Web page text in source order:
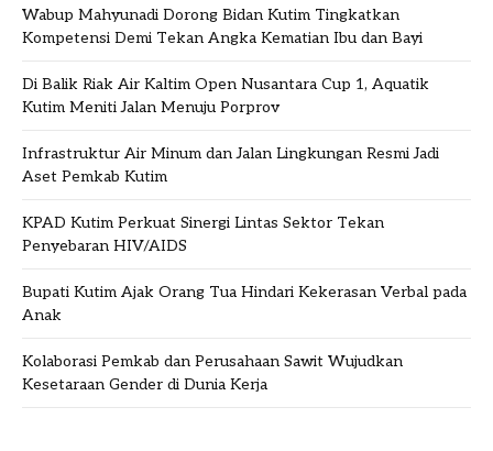
Wabup Mahyunadi Dorong Bidan Kutim Tingkatkan
Kompetensi Demi Tekan Angka Kematian Ibu dan Bayi
Di Balik Riak Air Kaltim Open Nusantara Cup 1, Aquatik
Kutim Meniti Jalan Menuju Porprov
Infrastruktur Air Minum dan Jalan Lingkungan Resmi Jadi
Aset Pemkab Kutim
KPAD Kutim Perkuat Sinergi Lintas Sektor Tekan
Penyebaran HIV/AIDS
Bupati Kutim Ajak Orang Tua Hindari Kekerasan Verbal pada
Anak
Kolaborasi Pemkab dan Perusahaan Sawit Wujudkan
Kesetaraan Gender di Dunia Kerja